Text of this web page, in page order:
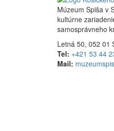
Múzeum Spiša v
kultúrne
samosprávneho
Letná 50, 052 01
Tel: +421 53 44
Mail: